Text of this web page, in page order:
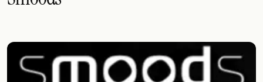
Mijn drank